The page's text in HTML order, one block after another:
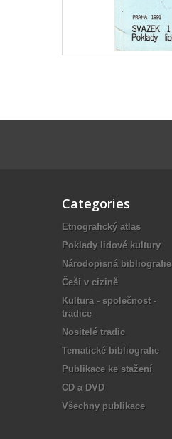
Categories
Etnografický atlas
Poklady lidové kultury
Národopisná bibliografie
Češi v cizině
Kultura - společnost -
tradice
Nositelé tradic
Tematické bibliografie
Publikace ke stažení
CD a DVD
Všechny publikace